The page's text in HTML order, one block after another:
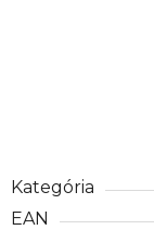
Kategória
EAN